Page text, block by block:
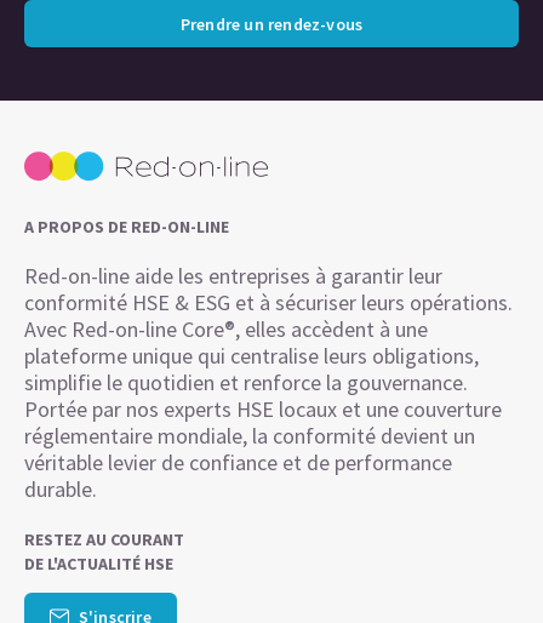
Prendre un rendez-vous
A PROPOS DE RED-ON-LINE
Red-on-line aide les entreprises à garantir leur
conformité HSE & ESG et à sécuriser leurs opérations.
Avec Red-on-line Core®, elles accèdent à une
plateforme unique qui centralise leurs obligations,
simplifie le quotidien et renforce la gouvernance.
Portée par nos experts HSE locaux et une couverture
réglementaire mondiale, la conformité devient un
véritable levier de confiance et de performance
durable.
RESTEZ AU COURANT
DE L'ACTUALITÉ HSE
S'inscrire